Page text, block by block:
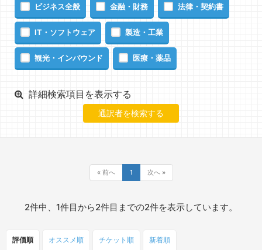
ビジネス全般 金融・財務 法律・契約書
IT・ソフトウェア 製造・工業
観光・インバウンド 医療・薬品
詳細検索項目を表示する
« 前へ 1 次へ »
2件中、1件目から2件目までの2件を表示しています。
評価順 オススメ順 チケット 順 新着順